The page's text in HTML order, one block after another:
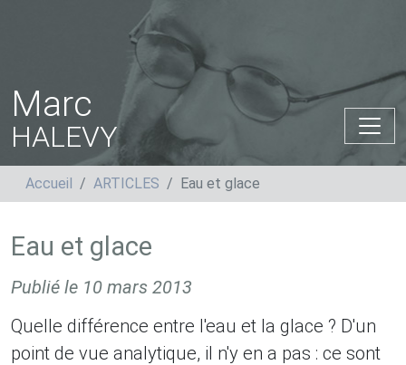
Marc
HALEVY
Accueil ARTICLES Eau et glace
Eau et glace
Publié le 10 mars 2013
Quelle différence entre l'eau et la glace ? D'un
point de vue analytique, il n'y en a pas : ce sont